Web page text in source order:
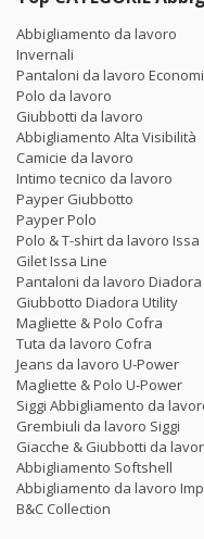
Abbigliamento da lavoro
Invernali
Pantaloni da lavoro
Polo da lavoro
Giubbotti da lavoro
Abbigliamento Alta Visibilità
Camicie da lavoro
Intimo tecnico da lavoro
Payper Giubbotto
Payper Polo
Polo & T-shirt da lavoro Issa
Gilet Issa Line
Pantaloni da lavoro Diadora
Giubbotto Diadora Utility
Magliette & Polo Cofra
Tuta da lavoro Cofra
Jeans da lavoro U-Power
Magliette & Polo U-Power
Siggi Abbigliamento da
Grembiuli da lavoro Siggi
Giacche & Giubbotti da
Abbigliamento Softshell
Abbigliamento da lavoro
B&C Collection